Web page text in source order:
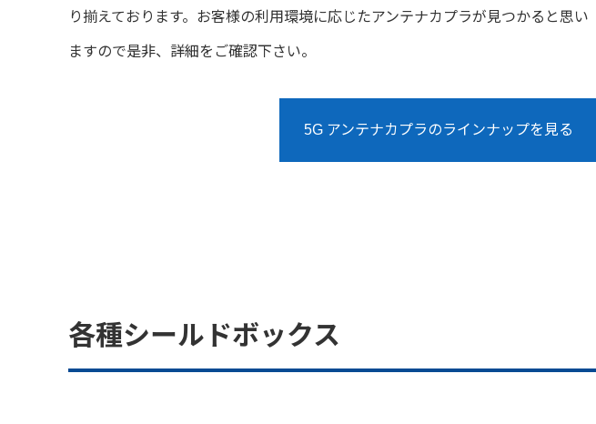
り揃えております。お客様の利用環境に応じたアンテナカプラが見つかると思い
ますので是非、詳細をご確認下さい。
5G アンテナカプラのラインナップを見る
各種シールドボックス